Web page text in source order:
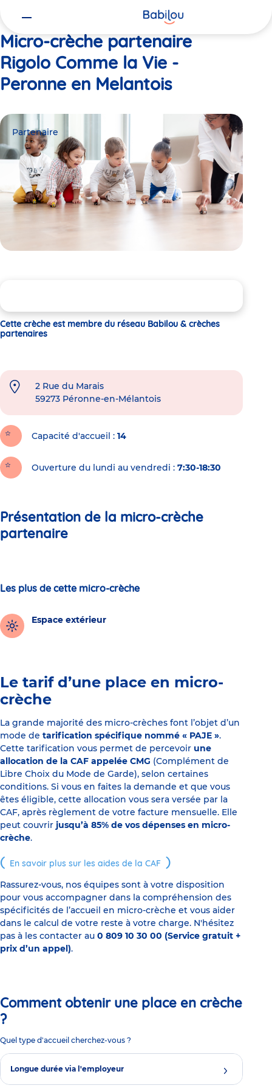
Micro-crèche partenaire
Rigolo Comme la Vie -
Peronne en Melantois
Partenaire
Cette crèche est membre du réseau Babilou & crèches
partenaires
2 Rue du Marais
59273 Péronne-en-Mélantois
Capacité d'accueil 14
Ouverture du lundi au vendredi : 7:30-18:30
Présentation de la micro-crèche
partenaire
Les plus de cette micro-crèche
Espace extérieur
Le tarif d’une place en micro-
crèche
La grande majorité des micro-crèches font l’objet d’un
mode de tarification spécifique nommé « PAJE ».
Cette tarification vous permet de percevoir une
allocation de la CAF appelée CMG (Complément de
Libre Choix du Mode de Garde), selon certaines
conditions. Si vous en faites la demande et que vous
êtes éligible, cette allocation vous sera versée par la
CAF, après règlement de votre facture mensuelle. Elle
peut couvrir jusqu’à 85% de vos dépenses en micro-
crèche.
En savoir plus sur les aides de la CAF
Rassurez-vous, nos équipes sont à votre disposition
pour vous accompagner dans la compréhension des
spécificités de l’accueil en micro-crèche et vous aider
dans le calcul de votre reste à votre charge. N'hésitez
pas à les contacter au 0 809 10 30 00 (Service gratuit +
prix d’un appel).
Comment obtenir une place en crèche
?
Quel type d'accueil cherchez-vous ?
Longue durée via l'employeur